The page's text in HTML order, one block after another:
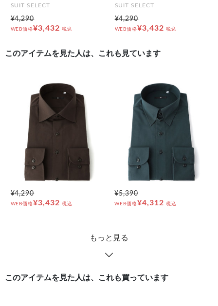
SUIT SELECT
¥4,290
WEB価格¥3,432 税込
SUIT SELECT
¥4,290
WEB価格¥3,432 税込
このアイテムを見た人は、これも見ています
¥4,290
WEB価格¥3,432 税込
¥5,390
WEB価格¥4,312 税込
もっと見る
このアイテムを見た人は、これも買っています